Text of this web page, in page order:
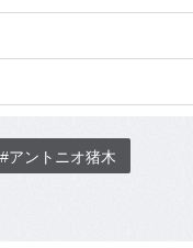
#アントニオ猪木